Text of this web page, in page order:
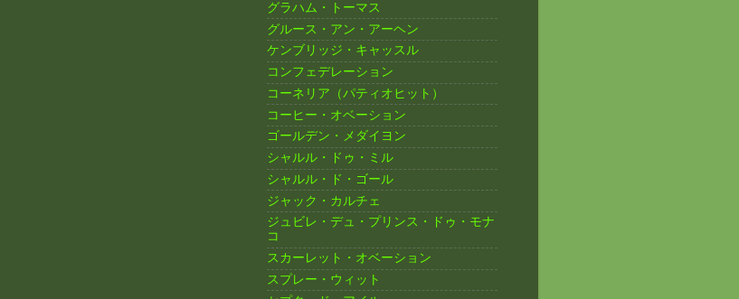
グラハム・トーマス
グルース・アン・アーヘン
ケンブリッジ・キャッスル
コンフェデレーション
コーネリア（パティオヒット）
コーヒー・オベーション
ゴールデン・メダイヨン
シャルル・ドゥ・ミル
シャルル・ド・ゴール
ジャック・カルチェ
ジュビレ・デュ・プリンス・ドゥ・モナ
コ
スカーレット・オベーション
スプレー・ウィット